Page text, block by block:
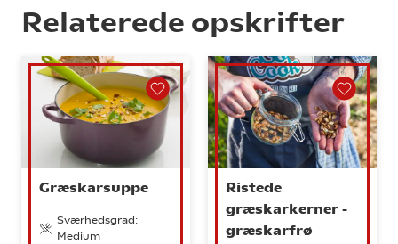
Relaterede opskrifter
Græskarsuppe
Sværhedsgrad:
Medium
Ristede
græskarkerner -
græskarfrø